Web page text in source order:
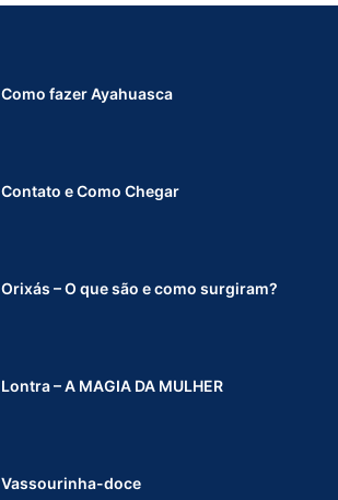
Como fazer Ayahuasca
Contato e Como Chegar
Orixás – O que são e como surgiram?
Lontra – A MAGIA DA MULHER
Vassourinha-doce